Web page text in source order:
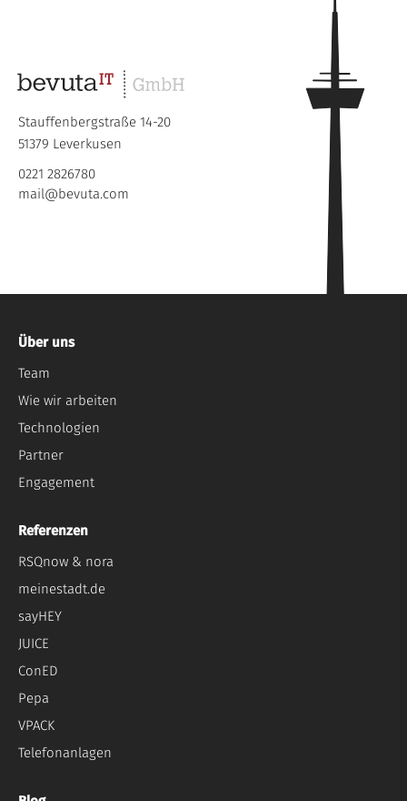
Stauffenbergstraße 14-20
51379 Leverkusen
0221 2826780
mail@bevuta.com
Über uns
Team
Wie wir arbeiten
Technologien
Partner
Engagement
Referenzen
RSQnow & nora
meinestadt.de
sayHEY
JUICE
ConED
Pepa
VPACK
Telefonanlagen